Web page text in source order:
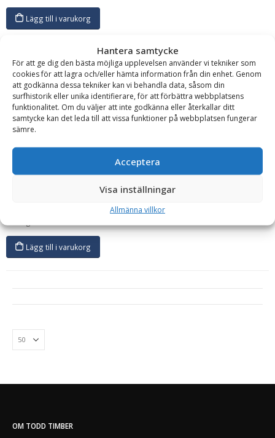
Hantera samtycke
För att ge dig den bästa möjliga upplevelsen använder vi tekniker som
cookies för att lagra och/eller hämta information från din enhet. Genom
att godkänna dessa tekniker kan vi behandla data, såsom din
surfhistorik eller unika identifierare, för att förbättra webbplatsens
funktionalitet. Om du väljer att inte godkänna eller återkallar ditt
samtycke kan det leda till att vissa funktioner på webbplatsen fungerar
sämre.
Acceptera
Visa inställningar
Allmänna villkor
Lägg till i varukorg
Per Wikstrand
Klinga kolstål – diameter 700 mm till Rättvikskapen
Höjd:700 mmKlingdiameter:700 mmLängd:700 mm
Läs mer
Lägg till i varukorg
OM TODD TIMBER